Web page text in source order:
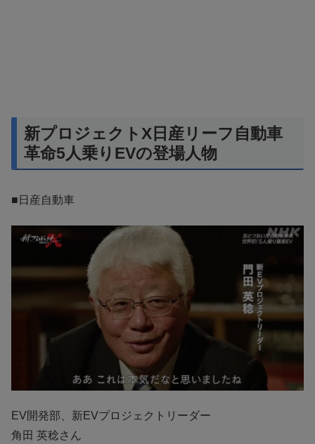
新プロジェクトX日産リーフ自動車
革命5人乗りEVの登場人物
■日産自動車
EV開発部、新EVプロジェクトリーダー
角田 英稔さん